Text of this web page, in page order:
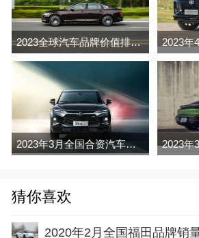
2023全球汽车品牌价值排行榜（Brand Finance
2023年3月全国合资汽车品牌销量排行榜完整版
猜你喜欢
2020年2月全国福田品牌销